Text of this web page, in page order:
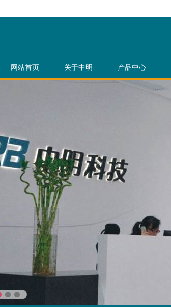
网站首页 关于中明 产品中心